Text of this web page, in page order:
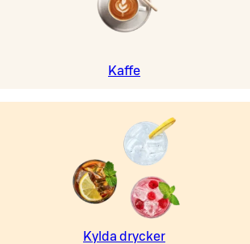
Kaffe
Kylda drycker